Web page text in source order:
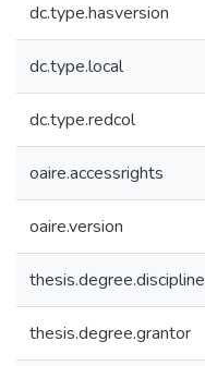
dc.type.hasversion
dc.type.local
dc.type.redcol
oaire.accessrights
oaire.version
thesis.degree.discipline
thesis.degree.grantor